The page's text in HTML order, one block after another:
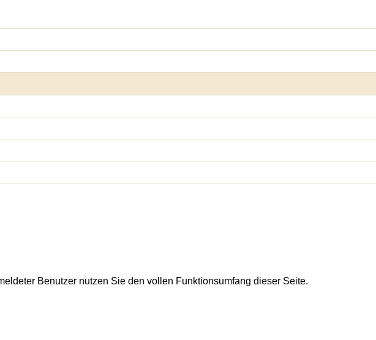
Benutzer nutzen Sie den vollen Funktionsumfang dieser Seite.